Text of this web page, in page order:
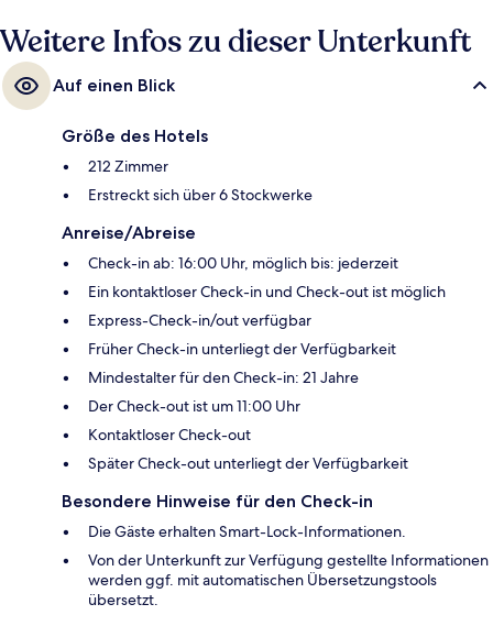
Weitere Infos zu dieser Unterkunft
Auf einen Blick
Größe des Hotels
212 Zimmer
Erstreckt sich über 6 Stockwerke
Anreise/Abreise
Check-in ab: 16:00 Uhr, möglich bis: jederzeit
Ein kontaktloser Check-in und Check-out ist möglich
Express-Check-in/out verfügbar
Früher Check-in unterliegt der Verfügbarkeit
Mindestalter für den Check-in: 21 Jahre
Der Check-out ist um 11:00 Uhr
Kontaktloser Check-out
Später Check-out unterliegt der Verfügbarkeit
Besondere Hinweise für den Check-in
Die Gäste erhalten Smart-Lock-Informationen.
Von der Unterkunft zur Verfügung gestellte Informationen
werden ggf. mit automatischen Übersetzungstools
übersetzt.